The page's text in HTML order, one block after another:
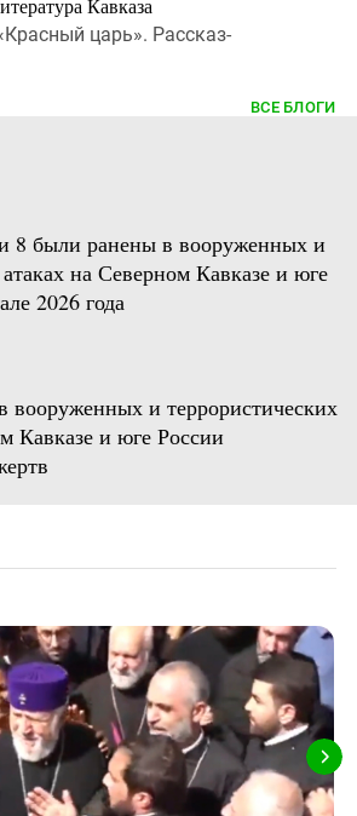
Кавказа
царь». Рассказ-
ВСЕ БЛОГИ
8 были ранены в вооруженных и
на Северном Кавказе и юге
2026 года
вооруженных и террористических
Кавказе и юге России